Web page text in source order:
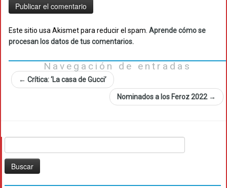
Este sitio usa Akismet para reducir el spam. Aprende cómo se
procesan los datos de tus comentarios.
Navegación de entradas
← Crítica: ‘La casa de Gucci’
Nominados a los Feroz 2022 →